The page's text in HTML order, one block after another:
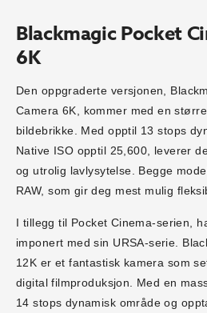
Blackmagic Pocket
6K
Den oppgraderte versjonen,
Camera 6K, kommer med en
bildebrikke. Med opptil 13 stops
Native ISO opptil 25,600, leverer
og utrolig lavlysytelse. Begge
RAW, som gir deg mest mulig
I tillegg til Pocket Cinema-serien,
imponert med sin URSA-serie.
12K er et fantastisk kamera som
digital filmproduksjon. Med en
14 stops dynamisk område og